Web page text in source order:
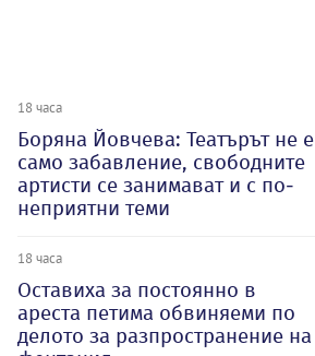
18 часа
Боряна Йовчева: Театърът не е
само забавление, свободните
артисти се занимават и с по-
неприятни теми
18 часа
Оставиха за постоянно в
ареста петима обвиняеми по
делото за разпространение на